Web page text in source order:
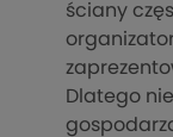
ściany
Dlatego